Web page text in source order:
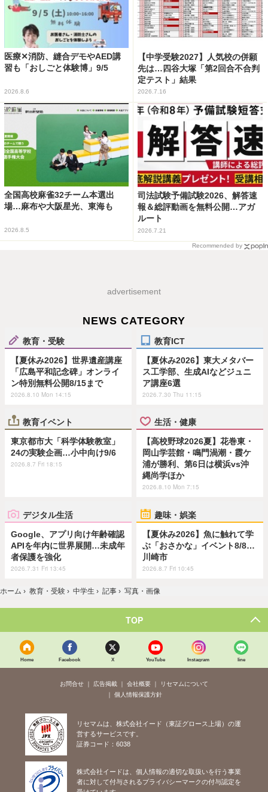
医療✕消防、縫合デモやAED講
習も「おしごと体験博」9/5
2026.8.6
【中学受験2027】人気校の併願
先は…四谷大塚「第2回合不合判
定テスト」結果
2026.7.16
全国高校麻雀32チーム本選出
場…麻布や大阪星光、東海も
2026.8.5
司法試験予備試験2026、解答速
報＆総評動画を無料公開…アガ
ルート
2026.7.21
Recommended by
advertisement
NEWS CATEGORY
教育・受験
【夏休み2026】世界遺産講座
「広島平和記念碑」オンライ
ン特別無料公開8/15まで
2026.8.10 Mon 14:15
教育ICT
【夏休み2026】東大メタバー
ス工学部、生成AIなどジュニ
ア講座6選
2026.7.30 Thu 11:15
教育イベント
東京都市大「科学体験教室」
24の実験企画…小中向け9/6
2026.8.7 Fri 18:15
生活・健康
【高校野球2026夏】花巻東・
岡山学芸館・鳴門渦潮・霞ケ
浦が勝利、第6日は横浜vs沖
縄尚学ほか
2026.8.10 Mon 7:15
デジタル生活
Google、アプリ向け年齢確認
APIを年内に世界展開…未成年
者保護を強化
2026.7.31 Fri 13:45
趣味・娯楽
【夏休み2026】魚に触れて学
ぶ「おさかな」イベント8/8…
川崎市
2026.8.7 Fri 10:45
ホーム › 教育・受験 › 中学生 › 記事 › 写真・画像
TOP
Home Facebook X YouTube Instagram line
お問合せ 広告掲載 会社概要
リセマムについて
個人情報保護方針
リセマムは、株式会社イード（東証グロース上場）の運
営するサービスです。
証券コード：6038
株式会社イードは、個人情報の適切な取扱いを行う事業
者に対して付与されるプライバシーマークの付与認定を